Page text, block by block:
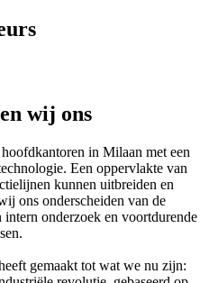
wij ons
in Milaan met een
Een oppervlakte van
kunnen uitbreiden en
ons onderscheiden van de
onderzoek en voortdurende
gemaakt tot wat we nu zijn: